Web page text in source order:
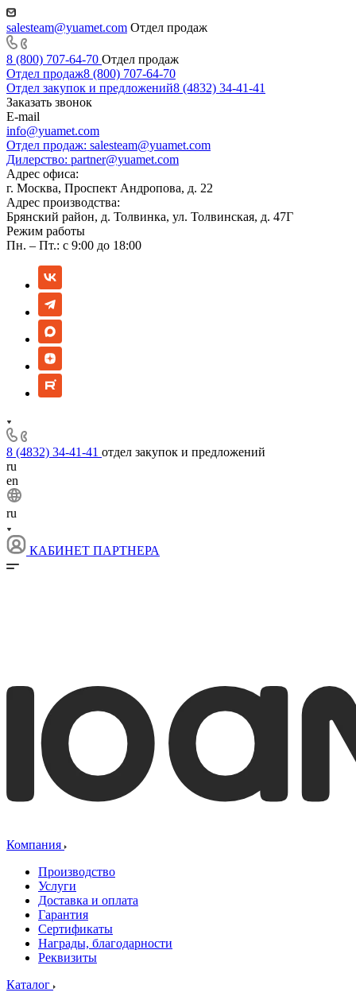
salesteam@yuamet.com Отдел продаж
8 (800) 707-64-70 Отдел продаж
Отдел продаж8 (800) 707-64-70
Отдел закупок и предложений8 (4832) 34-41-41
Заказать звонок
E-mail
info@yuamet.com
Отдел продаж: salesteam@yuamet.com
Дилерство: partner@yuamet.com
Адрес офиса:
г. Москва, Проспект Андропова, д. 22
Адрес производства:
Брянский район, д. Толвинка, ул. Толвинская, д. 47Г
Режим работы
Пн. – Пт.: с 9:00 до 18:00
8 (4832) 34-41-41 отдел закупок и предложений
ru
en
ru
КАБИНЕТ ПАРТНЕРА
Компания
Производство
Услуги
Доставка и оплата
Гарантия
Сертификаты
Награды, благодарности
Реквизиты
Каталог